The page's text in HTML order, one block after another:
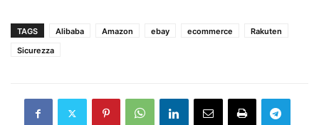
TAGS Alibaba Amazon ebay ecommerce
Rakuten
Sicurezza